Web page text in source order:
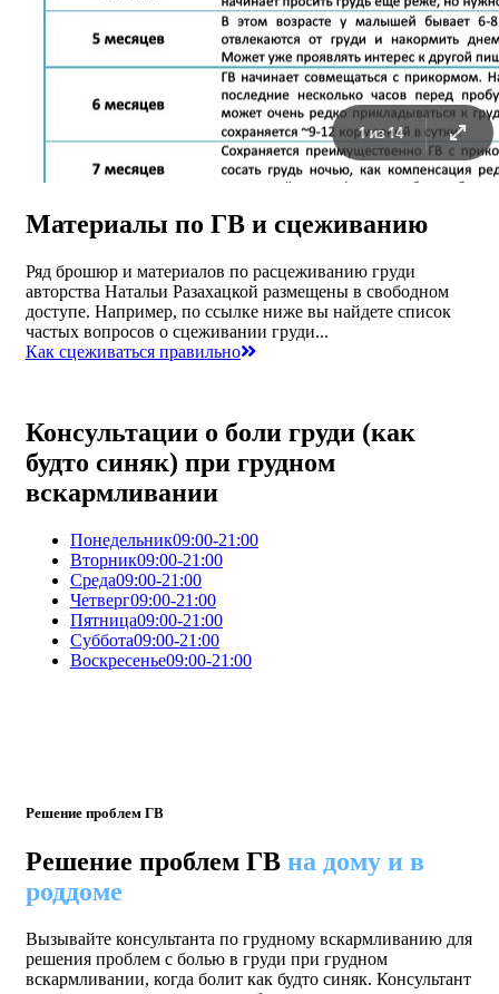
Материалы по ГВ и сцеживанию
Ряд брошюр и материалов по расцеживанию груди
авторства Натальи Разахацкой размещены в свободном
доступе. Например, по ссылке ниже вы найдете список
частых вопросов о сцеживании груди...
Как сцеживаться правильно
Консультации о боли груди (как
будто синяк) при грудном
вскармливании
Понедельник09:00-21:00
Вторник09:00-21:00
Среда09:00-21:00
Четверг09:00-21:00
Пятница09:00-21:00
Суббота09:00-21:00
Воскресенье09:00-21:00
Решение проблем ГВ
Решение проблем ГВ на дому и в
роддоме
Вызывайте консультанта по грудному вскармливанию для
решения проблем с болью в груди при грудном
вскармливании, когда болит как будто синяк. Консультант